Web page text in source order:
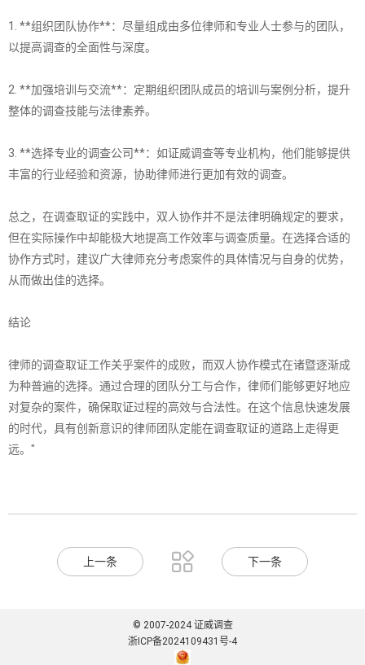
1. **组织团队协作**：尽量组成由多位律师和专业人士参与的团队，
以提高调查的全面性与深度。
2. **加强培训与交流**：定期组织团队成员的培训与案例分析，提升
整体的调查技能与法律素养。
3. **选择专业的调查公司**：如证威调查等专业机构，他们能够提供
丰富的行业经验和资源，协助律师进行更加有效的调查。
总之，在调查取证的实践中，双人协作并不是法律明确规定的要求，
但在实际操作中却能极大地提高工作效率与调查质量。在选择合适的
协作方式时，建议广大律师充分考虑案件的具体情况与自身的优势，
从而做出佳的选择。
结论
律师的调查取证工作关乎案件的成败，而双人协作模式在诸暨逐渐成
为种普遍的选择。通过合理的团队分工与合作，律师们能够更好地应
对复杂的案件，确保取证过程的高效与合法性。在这个信息快速发展
的时代，具有创新意识的律师团队定能在调查取证的道路上走得更
远。"
上一条  下一条
© 2007-2024 证威调查
浙ICP备2024109431号-4